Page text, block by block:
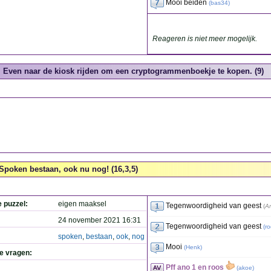
Mooi beiden (bas34)
Reageren is niet meer mogelijk.
Even naar de kiosk rijden om een cryptogrammenboekje te kopen. (9)
bestaan, ook nu nog! (16,3,5)
puzzel:
eigen maaksel
24 november 2021 16:31
spoken, bestaan, ook, nog
vragen:
Tegenwoordigheid van geest (
Tegenwoordigheid van geest (
Mooi (Henk)
Pff ano 1 en roos (akoe)